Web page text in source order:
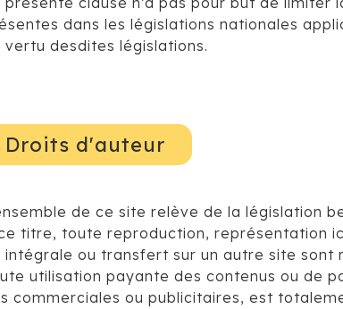
dans les législations nationales
vertu desdites législations.
Droits d'auteur
de ce site relève de la législation
titre, toute reproduction, représentation
intégrale ou transfert sur un autre site sont
utilisation payante des contenus ou de
commerciales ou publicitaires, est